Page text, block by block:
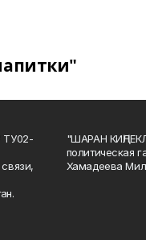
ТУ02-
"ШАРАН
политическая
Хамадеева